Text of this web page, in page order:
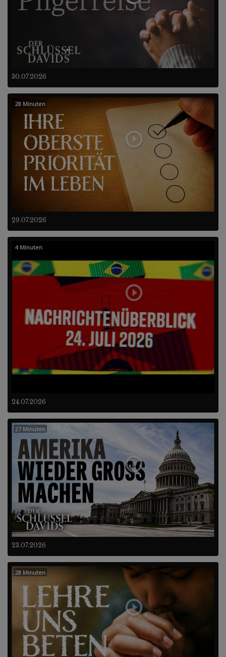
30.07.2026
29.07.2026
28 Minuten
24.07.2026
4 Minuten
23.07.2026
27 Minuten
28 Minuten